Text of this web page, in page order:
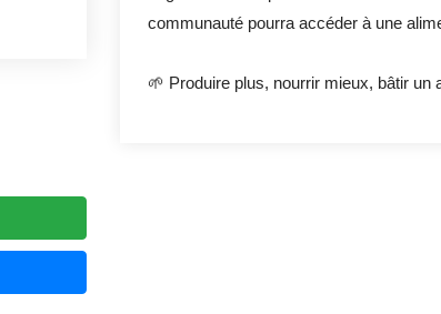
communauté pourra accéder à une
🌱 Produire plus, nourrir mieux, bâtir un